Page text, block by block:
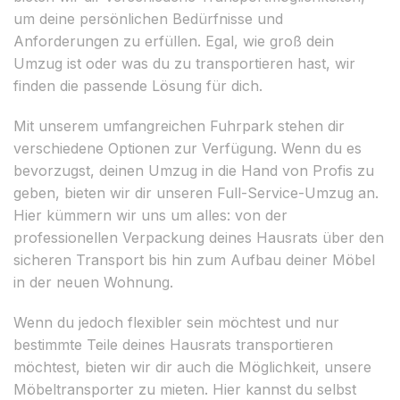
um deine persönlichen Bedürfnisse und
Anforderungen zu erfüllen. Egal, wie groß dein
Umzug ist oder was du zu transportieren hast, wir
finden die passende Lösung für dich.
Mit unserem umfangreichen Fuhrpark stehen dir
verschiedene Optionen zur Verfügung. Wenn du es
bevorzugst, deinen Umzug in die Hand von Profis zu
geben, bieten wir dir unseren Full-Service-Umzug an.
Hier kümmern wir uns um alles: von der
professionellen Verpackung deines Hausrats über den
sicheren Transport bis hin zum Aufbau deiner Möbel
in der neuen Wohnung.
Wenn du jedoch flexibler sein möchtest und nur
bestimmte Teile deines Hausrats transportieren
möchtest, bieten wir dir auch die Möglichkeit, unsere
Möbeltransporter zu mieten. Hier kannst du selbst